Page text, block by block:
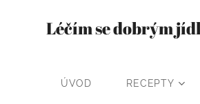
Léčím se dobrým
ÚVOD RECEPTY